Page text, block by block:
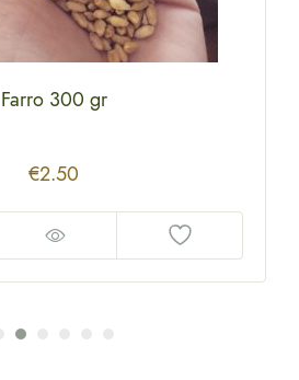
Farro 300 gr
€2.50